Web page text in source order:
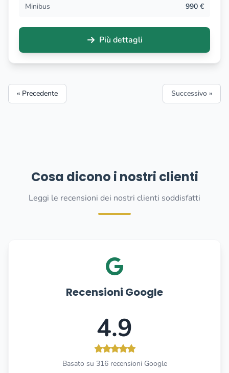
Minibus 990 €
Più dettagli
« Precedente Successivo »
Cosa dicono i nostri clienti
Leggi le recensioni dei nostri clienti soddisfatti
Recensioni Google
4.9
Basato su 316 recensioni Google